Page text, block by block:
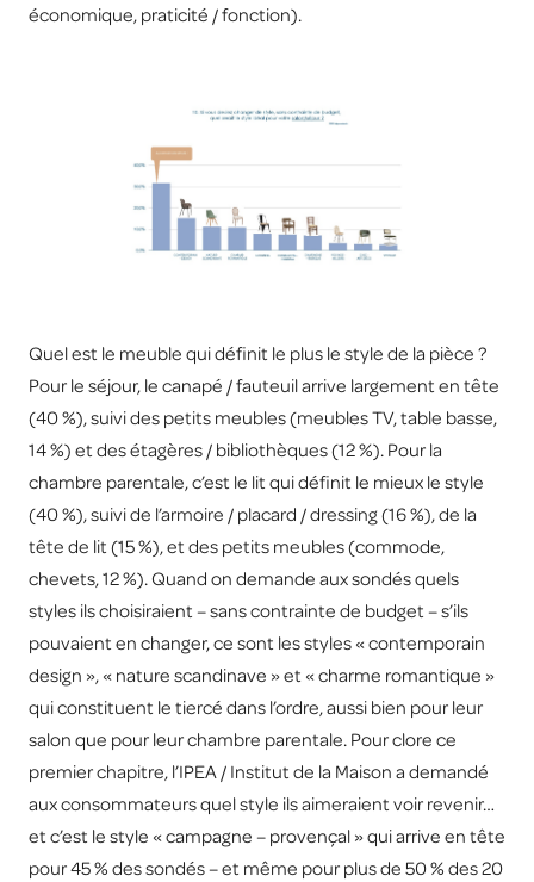
économique, praticité / fonction).
Quel est le meuble qui définit le plus le style de la pièce ?
Pour le séjour, le canapé / fauteuil arrive largement en tête
(40 %), suivi des petits meubles (meubles TV, table basse,
14 %) et des étagères / bibliothèques (12 %). Pour la
chambre parentale, c’est le lit qui définit le mieux le style
(40 %), suivi de l’armoire / placard / dressing (16 %), de la
tête de lit (15 %), et des petits meubles (commode,
chevets, 12 %). Quand on demande aux sondés quels
styles ils choisiraient – sans contrainte de budget – s’ils
pouvaient en changer, ce sont les styles « contemporain
design », « nature scandinave » et « charme romantique »
qui constituent le tiercé dans l’ordre, aussi bien pour leur
salon que pour leur chambre parentale. Pour clore ce
premier chapitre, l’IPEA / Institut de la Maison a demandé
aux consommateurs quel style ils aimeraient voir revenir…
et c’est le style « campagne – provençal » qui arrive en tête
pour 45 % des sondés – et même pour plus de 50 % des 20